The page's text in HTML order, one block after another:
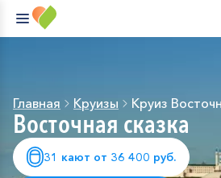
Главная Круизы Круиз
Восточная сказка
31 кают от 36 400 руб.